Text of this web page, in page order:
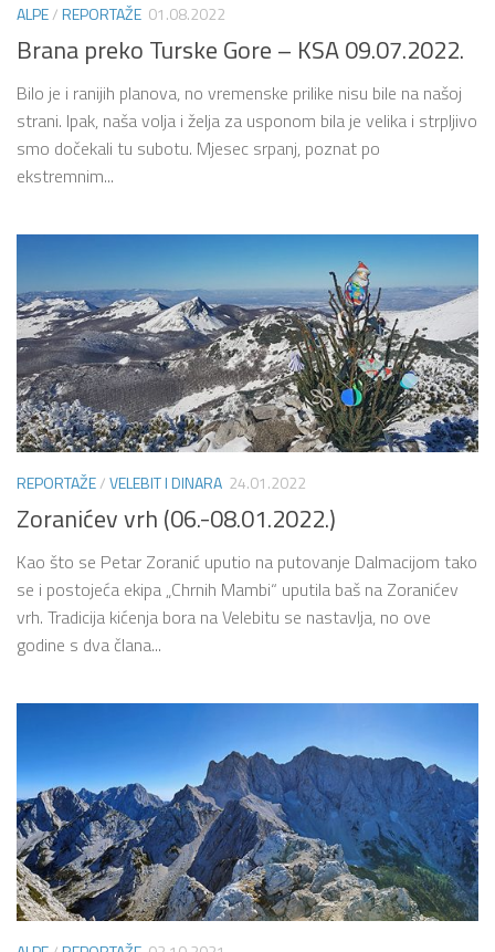
ALPE/REPORTAŽE 01.08.2022
Brana preko Turske Gore – KSA 09.07.2022.
Bilo je i ranijih planova, no vremenske prilike nisu bile na našoj
strani. Ipak, naša volja i želja za usponom bila je velika i strpljivo
smo dočekali tu subotu. Mjesec srpanj, poznat po
ekstremnim...
REPORTAŽE/VELEBIT I DINARA 24.01.2022
Zoranićev vrh (06.-08.01.2022.)
Kao što se Petar Zoranić uputio na putovanje Dalmacijom tako
se i postojeća ekipa „Chrnih Mambi“ uputila baš na Zoranićev
vrh. Tradicija kićenja bora na Velebitu se nastavlja, no ove
godine s dva člana...